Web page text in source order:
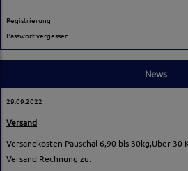
Registrierung
Passwort vergessen
News
29.09.2022
Versand
Versandkosten Pauschal 6,90 bis 30kg,Über
Versand Rechnung zu.